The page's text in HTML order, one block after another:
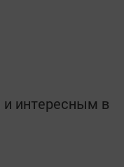
интересным в